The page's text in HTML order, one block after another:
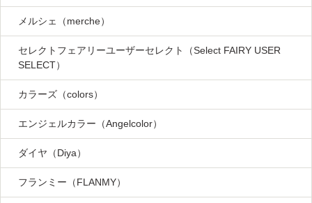
メルシェ（merche）
セレクトフェアリーユーザーセレクト（Select FAIRY USER
SELECT）
カラーズ（colors）
エンジェルカラー（Angelcolor）
ダイヤ（Diya）
フランミー（FLANMY）